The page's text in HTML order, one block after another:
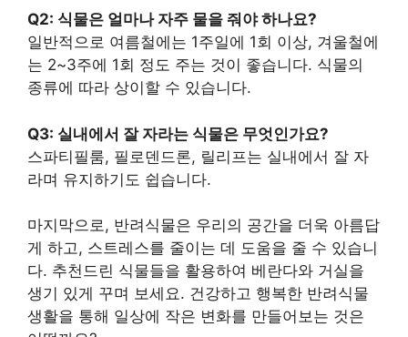
Q2: 식물은 얼마나 자주 물을 줘야 하나요?
일반적으로 여름철에는 1주일에 1회 이상, 겨울철에
는 2~3주에 1회 정도 주는 것이 좋습니다. 식물의
종류에 따라 상이할 수 있습니다.
Q3: 실내에서 잘 자라는 식물은 무엇인가요?
스파티필룸, 필로덴드론, 릴리프는 실내에서 잘 자
라며 유지하기도 쉽습니다.
마지막으로, 반려식물은 우리의 공간을 더욱 아름답
게 하고, 스트레스를 줄이는 데 도움을 줄 수 있습니
다. 추천드린 식물들을 활용하여 베란다와 거실을
생기 있게 꾸며 보세요. 건강하고 행복한 반려식물
생활을 통해 일상에 작은 변화를 만들어보는 것은